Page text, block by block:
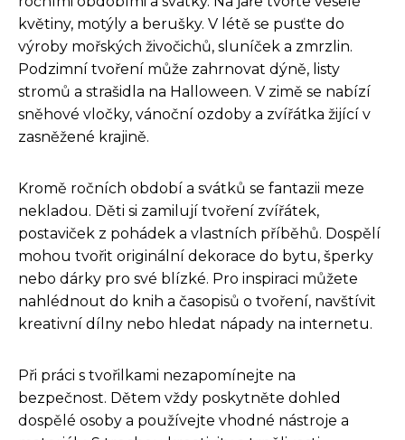
květiny, motýly a berušky. V létě se pusťte do
výroby mořských živočichů, sluníček a zmrzlin.
Podzimní tvoření může zahrnovat dýně, listy
stromů a strašidla na Halloween. V zimě se nabízí
sněhové vločky, vánoční ozdoby a zvířátka žijící v
zasněžené krajině.
Kromě ročních období a svátků se fantazii meze
nekladou. Děti si zamilují tvoření zvířátek,
postaviček z pohádek a vlastních příběhů. Dospělí
mohou tvořit originální dekorace do bytu, šperky
nebo dárky pro své blízké. Pro inspiraci můžete
nahlédnout do knih a časopisů o tvoření, navštívit
kreativní dílny nebo hledat nápady na internetu.
Při práci s tvořilkami nezapomínejte na
bezpečnost. Dětem vždy poskytněte dohled
dospělé osoby a používejte vhodné nástroje a